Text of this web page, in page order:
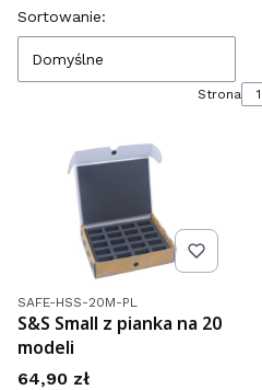
Lista produktów
Sortowanie:
Domyślne
Strona
Kod produktu
SAFE-HSS-20M-PL
S&S Small z pianka na 20
modeli
Cena
64,90 zł